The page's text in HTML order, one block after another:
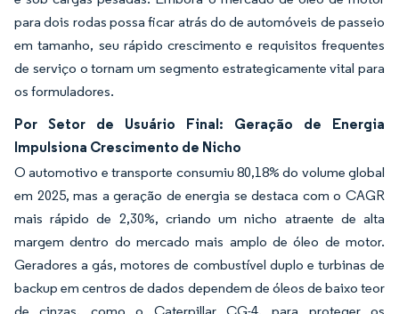
para dois rodas possa ficar atrás do de automóveis de passeio
em tamanho, seu rápido crescimento e requisitos frequentes
de serviço o tornam um segmento estrategicamente vital para
os formuladores.
Por Setor de Usuário Final: Geração de Energia
Impulsiona Crescimento de Nicho
O automotivo e transporte consumiu 80,18% do volume global
em 2025, mas a geração de energia se destaca com o CAGR
mais rápido de 2,30%, criando um nicho atraente de alta
margem dentro do mercado mais amplo de óleo de motor.
Geradores a gás, motores de combustível duplo e turbinas de
backup em centros de dados dependem de óleos de baixo teor